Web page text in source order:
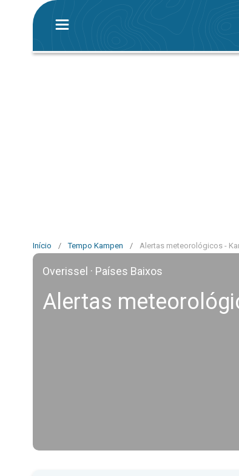
Início / Tempo Kampen / Alertas meteorológicos -
Overissel · Países Baixos
Alertas